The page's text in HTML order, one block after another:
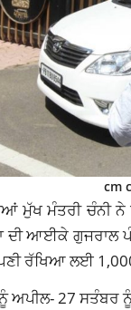
cm
ਮੁੱਖ ਮੰਤਰੀ ਚੰਨੀ
ਆਈਕੇ ਗੁਜਰਾਲ
ਰੱਖਿਆ ਲਈ
ਅਪੀਲ- 27 ਸਤੰਬਰ